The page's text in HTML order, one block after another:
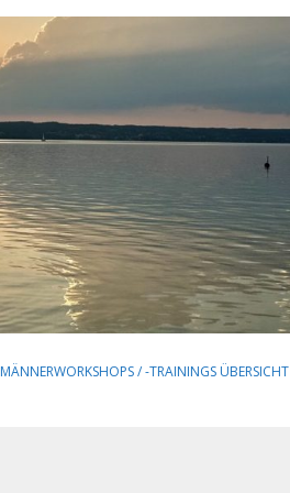
MÄNNERWORKSHOPS / -TRAININGS ÜBERSICHT